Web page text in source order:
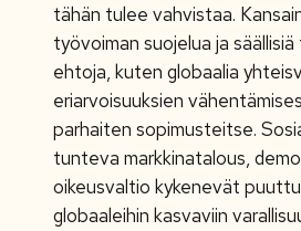
tähän tulee vahvistaa.
työvoiman suojelua ja
ehtoja, kuten globaalia
eriarvoisuuksien
parhaiten sopimusteitse.
tunteva markkinatalous,
oikeusvaltio kykenevät
globaaleihin kasvaviin